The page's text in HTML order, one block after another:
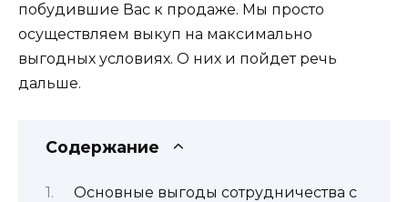
побудившие Вас к продаже. Мы просто
осуществляем выкуп на максимально
выгодных условиях. О них и пойдет речь
дальше.
Содержание
Основные выгоды сотрудничества с